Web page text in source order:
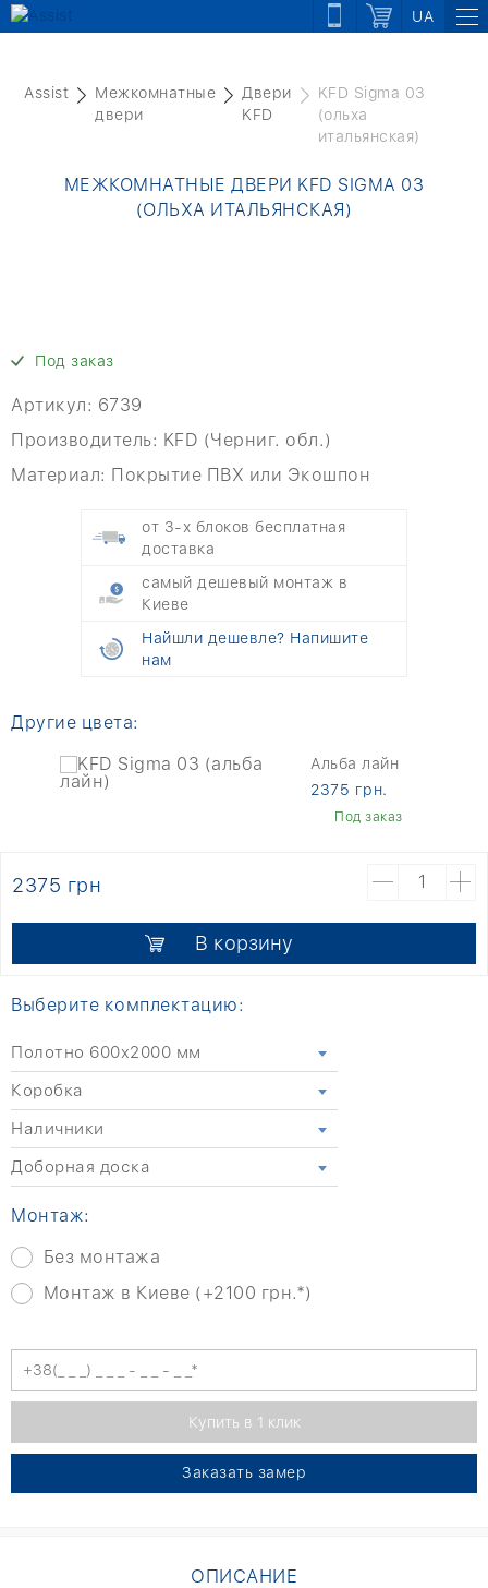
UA
Assist
Межкомнатные
двери
Двери
KFD
KFD Sigma 03
(ольха
итальянская)
МЕЖКОМНАТНЫЕ ДВЕРИ KFD SIGMA 03
(ОЛЬХА ИТАЛЬЯНСКАЯ)
Под заказ
Артикул: 6739
Производитель: KFD (Черниг. обл.)
Материал: Покрытие ПВХ или Экошпон
от 3-х блоков бесплатная
доставка
самый дешевый монтаж в
Киеве
Найшли дешевле? Напишите
нам
Другие цвета:
Альба лайн
2375 грн.
Под заказ
2375 грн
В корзину
Выберите комплектацию:
Полотно 600x2000 мм
Коробка
Наличники
Доборная доска
Монтаж:
Без монтажа
Монтаж в Киеве (+2100 грн.*)
Заказать замер
ОПИСАНИЕ